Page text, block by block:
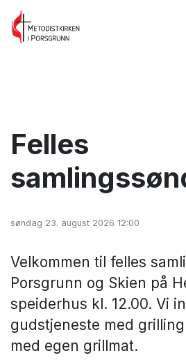
Felles
søndag 23. august 2026 12:00
Velkommen til felles
Porsgrunn og Skien på
speiderhus kl. 12.00. Vi
gudstjeneste med
med egen grillmat.